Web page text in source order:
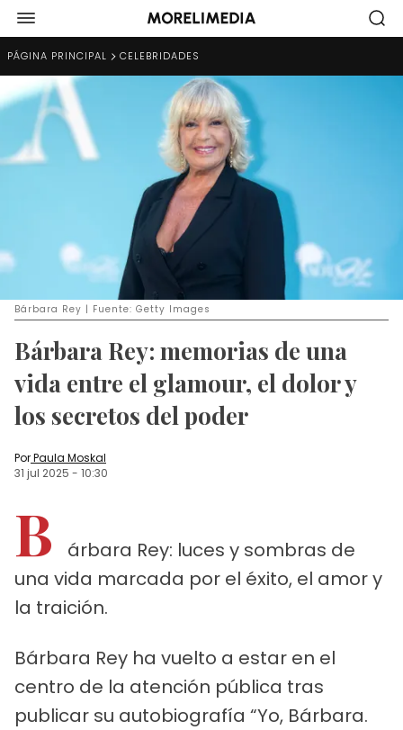
PÁGINA PRINCIPAL CELEBRIDADES
Bárbara Rey | Fuente: Getty Images
Bárbara Rey: memorias de una
vida entre el glamour, el dolor y
los secretos del poder
PorPaula Moskal
31 jul 2025 - 10:30
B
árbara Rey: luces y sombras de
una vida marcada por el éxito, el amor y
la traición.
Bárbara Rey ha vuelto a estar en el
centro de la atención pública tras
publicar su autobiografía “Yo, Bárbara.